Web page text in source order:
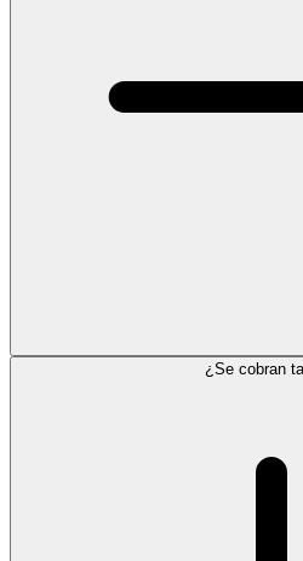
¿Se cobran